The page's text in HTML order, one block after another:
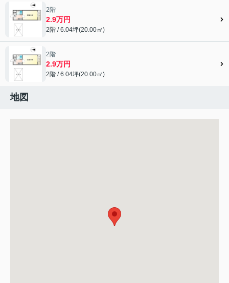
2階
2.9万円
2階 / 6.04坪(20.00㎡)
2階
2.9万円
2階 / 6.04坪(20.00㎡)
地図